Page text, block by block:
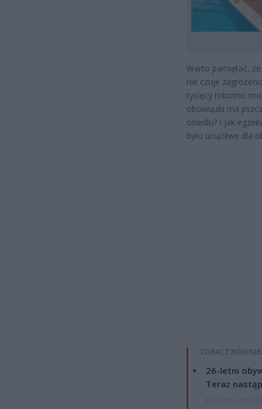
Warto pamiętać,
nie czuje
tysięcy robotnic
obowiązki ma
osiedlu? I jak
było uciążliwe dla
ZOBACZ
26-letni
Teraz